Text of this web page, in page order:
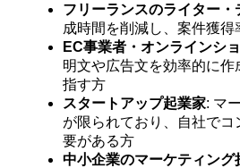
フリーランスのライター・
成時間を削減し、案件獲
EC事業者・オンラインシ
明文や広告文を効率的に作
指す方
スタートアップ起業家: マ
が限られており、自社で
要がある方
中小企業のマーケティング